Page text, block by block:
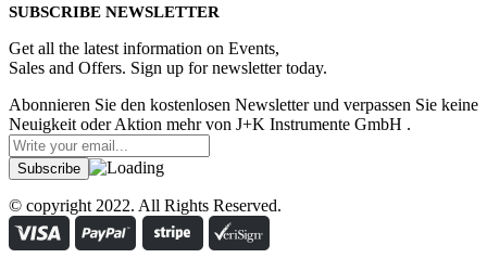
SUBSCRIBE NEWSLETTER
Get all the latest information on Events,
Sales and Offers. Sign up for newsletter today.
Abonnieren Sie den kostenlosen Newsletter und verpassen Sie keine
Neuigkeit oder Aktion mehr von J+K Instrumente GmbH .
© copyright 2022. All Rights Reserved.